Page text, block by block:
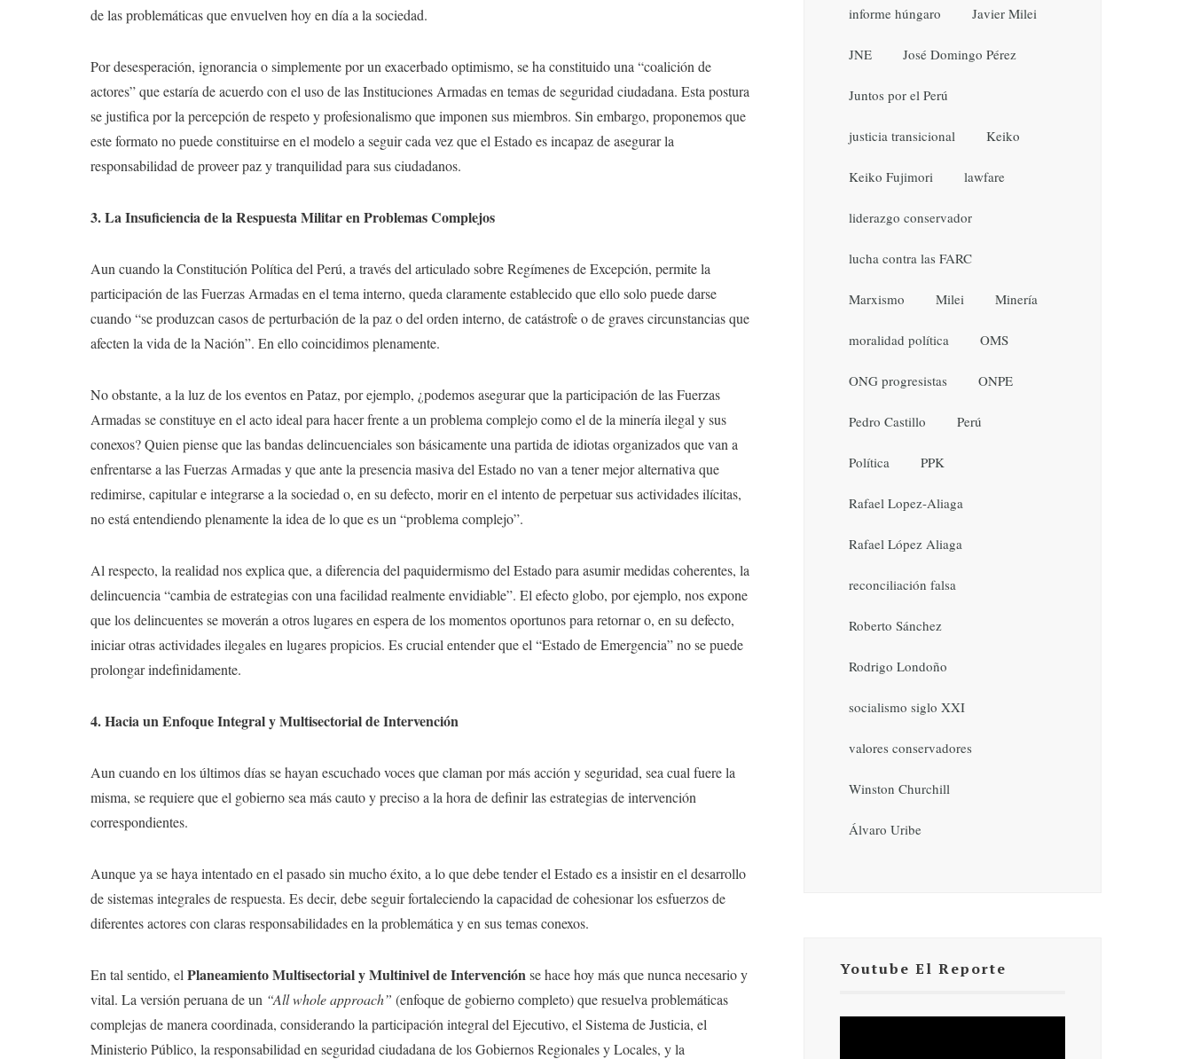
de las problemáticas que envuelven hoy en día a la sociedad.
Por desesperación, ignorancia o simplemente por un exacerbado optimismo, se ha constituido una “coalición de
actores” que estaría de acuerdo con el uso de las Instituciones Armadas en temas de seguridad ciudadana. Esta postura
se justifica por la percepción de respeto y profesionalismo que imponen sus miembros. Sin embargo, proponemos que
este formato no puede constituirse en el modelo a seguir cada vez que el Estado es incapaz de asegurar la
responsabilidad de proveer paz y tranquilidad para sus ciudadanos.
3. La Insuficiencia de la Respuesta Militar en Problemas Complejos
Aun cuando la Constitución Política del Perú, a través del articulado sobre Regímenes de Excepción, permite la
participación de las Fuerzas Armadas en el tema interno, queda claramente establecido que ello solo puede darse
cuando “se produzcan casos de perturbación de la paz o del orden interno, de catástrofe o de graves circunstancias que
afecten la vida de la Nación”. En ello coincidimos plenamente.
No obstante, a la luz de los eventos en Pataz, por ejemplo, ¿podemos asegurar que la participación de las Fuerzas
Armadas se constituye en el acto ideal para hacer frente a un problema complejo como el de la minería ilegal y sus
conexos? Quien piense que las bandas delincuenciales son básicamente una partida de idiotas organizados que van a
enfrentarse a las Fuerzas Armadas y que ante la presencia masiva del Estado no van a tener mejor alternativa que
redimirse, capitular e integrarse a la sociedad o, en su defecto, morir en el intento de perpetuar sus actividades ilícitas,
no está entendiendo plenamente la idea de lo que es un “problema complejo”.
Al respecto, la realidad nos explica que, a diferencia del paquidermismo del Estado para asumir medidas coherentes, la
delincuencia “cambia de estrategias con una facilidad realmente envidiable”. El efecto globo, por ejemplo, nos expone
que los delincuentes se moverán a otros lugares en espera de los momentos oportunos para retornar o, en su defecto,
iniciar otras actividades ilegales en lugares propicios. Es crucial entender que el “Estado de Emergencia” no se puede
prolongar indefinidamente.
4. Hacia un Enfoque Integral y Multisectorial de Intervención
Aun cuando en los últimos días se hayan escuchado voces que claman por más acción y seguridad, sea cual fuere la
misma, se requiere que el gobierno sea más cauto y preciso a la hora de definir las estrategias de intervención
correspondientes.
Aunque ya se haya intentado en el pasado sin mucho éxito, a lo que debe tender el Estado es a insistir en el desarrollo
de sistemas integrales de respuesta. Es decir, debe seguir fortaleciendo la capacidad de cohesionar los esfuerzos de
diferentes actores con claras responsabilidades en la problemática y en sus temas conexos.
En tal sentido, el Planeamiento Multisectorial y Multinivel de Intervención se hace hoy más que nunca necesario y
vital. La versión peruana de un “All whole approach” (enfoque de gobierno completo) que resuelva problemáticas
complejas de manera coordinada, considerando la participación integral del Ejecutivo, el Sistema de Justicia, el
Ministerio Público, la responsabilidad en seguridad ciudadana de los Gobiernos Regionales y Locales, y la
informe húngaro Javier Milei
JNE José Domingo Pérez
Juntos por el Perú
justicia transicional Keiko
Keiko Fujimori lawfare
liderazgo conservador
lucha contra las FARC
Marxismo Milei Minería
moralidad política OMS
ONG progresistas ONPE
Pedro Castillo Perú
Política PPK
Rafael Lopez-Aliaga
Rafael López Aliaga
reconciliación falsa
Roberto Sánchez
Rodrigo Londoño
socialismo siglo XXI
valores conservadores
Winston Churchill
Álvaro Uribe
Youtube El Reporte